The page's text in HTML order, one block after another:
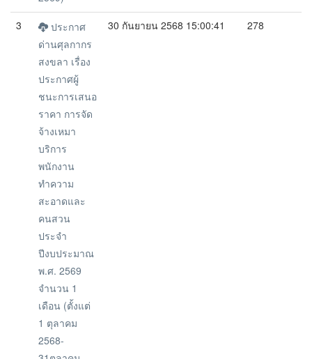
3
ประกาศ
ด่านศุลกากร
สงขลา เรื่อง
ประกาศผู้
ชนะการเสนอ
ราคา การจัด
จ้างเหมา
บริการ
พนักงาน
ทำความ
สะอาดและ
คนสวน
ประจำ
ปีงบประมาณ
พ.ศ. 2569
จำนวน 1
เดือน (ตั้งแต่
1 ตุลาคม
2568-
30 กันยายน 2568 15:00:41 278